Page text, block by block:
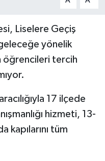
Liselere Geçiş
yönelik
öğrencileri tercih
17 ilçede
hizmeti, 13-
kapılarını tüm